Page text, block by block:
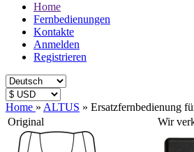
Home
Fernbedienungen
Kontakte
Anmelden
Registrieren
Home » ALTUS » Ersatzfernbedienung
Original
Wir